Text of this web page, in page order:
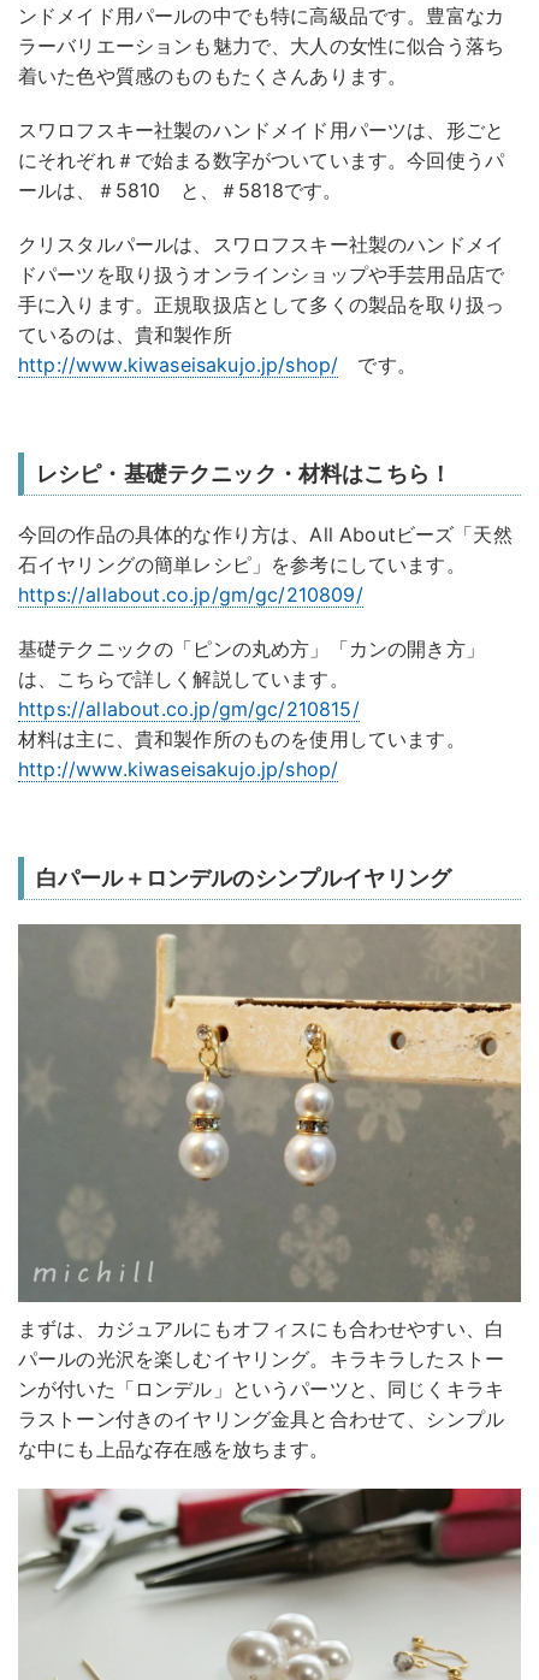
ンドメイド用パールの中でも特に高級品です。豊富なカ
ラーバリエーションも魅力で、大人の女性に似合う落ち
着いた色や質感のものもたくさんあります。
スワロフスキー社製のハンドメイド用パーツは、形ごと
にそれぞれ＃で始まる数字がついています。今回使うパ
ールは、＃5810 と、＃5818です。
クリスタルパールは、スワロフスキー社製のハンドメイ
ドパーツを取り扱うオンラインショップや手芸用品店で
手に入ります。正規取扱店として多くの製品を取り扱っ
ているのは、貴和製作所
http://www.kiwaseisakujo.jp/shop/ です。
レシピ・基礎テクニック・材料はこちら！
今回の作品の具体的な作り方は、All Aboutビーズ「天然
石イヤリングの簡単レシピ」を参考にしています。
https://allabout.co.jp/gm/gc/210809/
基礎テクニックの「ピンの丸め方」「カンの開き方」
は、こちらで詳しく解説しています。
https://allabout.co.jp/gm/gc/210815/
材料は主に、貴和製作所のものを使用しています。
http://www.kiwaseisakujo.jp/shop/
白パール＋ロンデルのシンプルイヤリング
まずは、カジュアルにもオフィスにも合わせやすい、白
パールの光沢を楽しむイヤリング。キラキラしたストー
ンが付いた「ロンデル」というパーツと、同じくキラキ
ラストーン付きのイヤリング金具と合わせて、シンプル
な中にも上品な存在感を放ちます。